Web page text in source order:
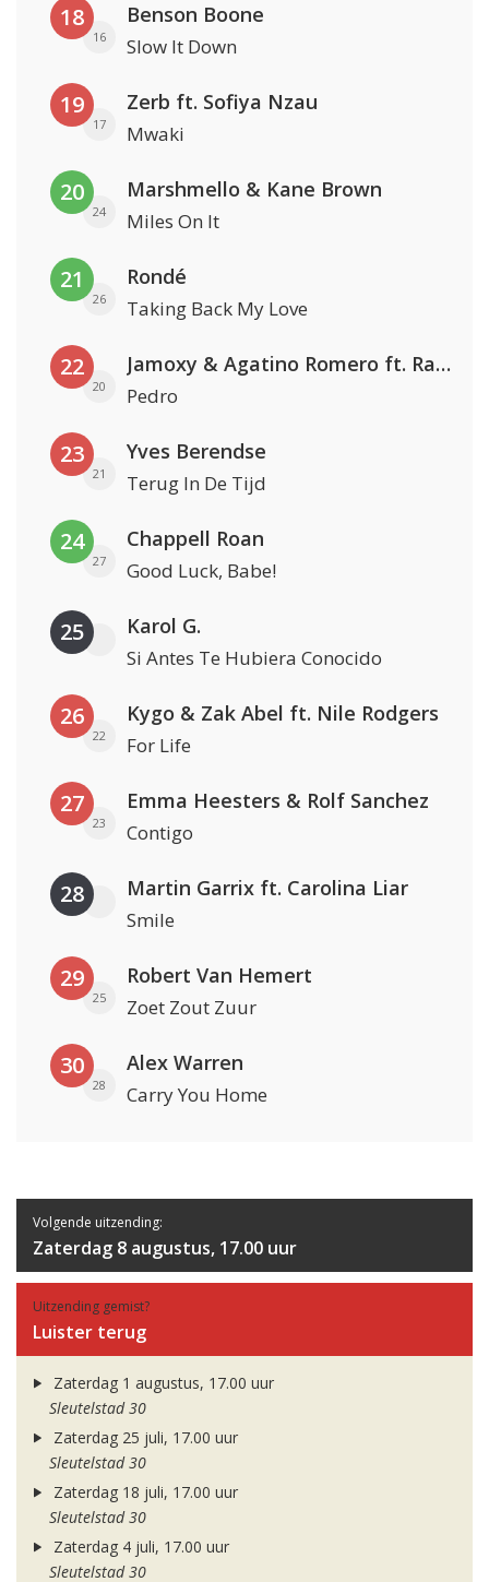
18
16
Benson Boone
Slow It Down
19
17
Zerb ft. Sofiya Nzau
Mwaki
20
24
Marshmello & Kane Brown
Miles On It
21
26
Rondé
Taking Back My Love
22
20
Jamoxy & Agatino Romero ft. Raffaella Carrà
Pedro
23
21
Yves Berendse
Terug In De Tijd
24
27
Chappell Roan
Good Luck, Babe!
25 Karol G.
Si Antes Te Hubiera Conocido
26
22
Kygo & Zak Abel ft. Nile Rodgers
For Life
27
23
Emma Heesters & Rolf Sanchez
Contigo
28 Martin Garrix ft. Carolina Liar
Smile
29
25
Robert Van Hemert
Zoet Zout Zuur
30
28
Alex Warren
Carry You Home
Volgende uitzending:
Zaterdag 8 augustus, 17.00 uur
Uitzending gemist?
Luister terug
Zaterdag 1 augustus, 17.00 uur
Sleutelstad 30
Zaterdag 25 juli, 17.00 uur
Sleutelstad 30
Zaterdag 18 juli, 17.00 uur
Sleutelstad 30
Zaterdag 4 juli, 17.00 uur
Sleutelstad 30